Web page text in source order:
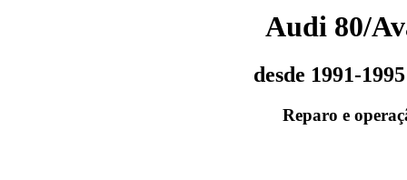
Audi 80/
desde 1991-
Reparo e